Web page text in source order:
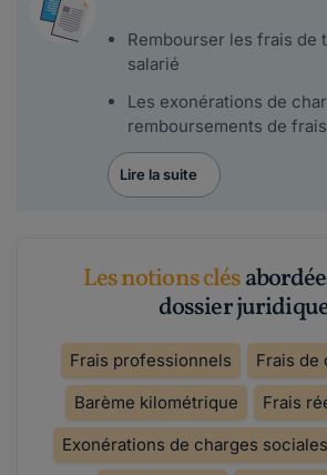
Rembourser les frais de
salarié
Les exonérations de
remboursements de
Lire la suite
Les notions clés
dossier
Frais professionnels
Frais de
Barème kilométrique
Frais
Exonérations de charges sociales